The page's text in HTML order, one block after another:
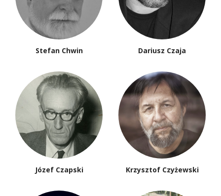
Stefan Chwin Dariusz Czaja
Józef Czapski Krzysztof Czyżewski